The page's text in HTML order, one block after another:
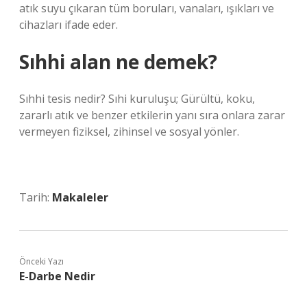
atık suyu çıkaran tüm boruları, vanaları, ışıkları ve
cihazları ifade eder.
Sıhhi alan ne demek?
Sıhhi tesis nedir? Sıhi kuruluşu; Gürültü, koku,
zararlı atık ve benzer etkilerin yanı sıra onlara zarar
vermeyen fiziksel, zihinsel ve sosyal yönler.
Tarih: Makaleler
Önceki Yazı
E-Darbe Nedir